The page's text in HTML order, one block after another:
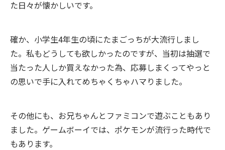
た日々が懐かしいです。
確か、小学生4年生の頃にたまごっちが大流行しまし
た。私もどうしても欲しかったのですが、当初は抽選で
当たった人しか買えなかった為、応募しまくってやっと
の思いで手に入れてめちゃくちゃハマりました。
その他にも、お兄ちゃんとファミコンで遊ぶこともあり
ました。ゲームボーイでは、ポケモンが流行った時代で
もあります。